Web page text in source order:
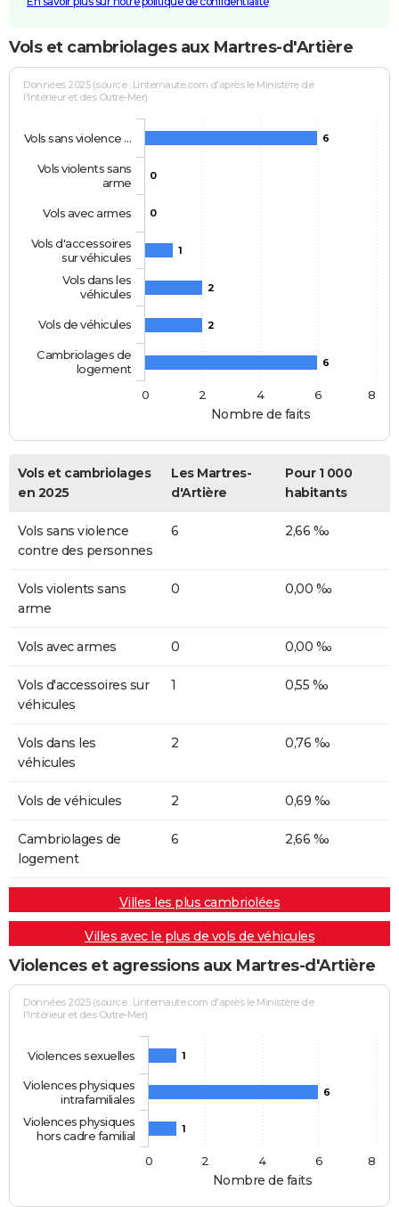
Vols et cambriolages aux Martres-d'Artière
Nombre de faits
Données 2025 (source : Linternaute.com d'après le Ministère de
l'Intérieur et des Outre-Mer)
6
0
0
1
2
2
6
Vols sans violence …
Vols violents sans
arme
Vols avec armes
Vols d'accessoires
sur véhicules
Vols dans les
véhicules
Vols de véhicules
Cambriolages de
logement
0
2 4 6 8
Vols et cambriolages
en 2025
Les Martres-
d'Artière
Pour 1 000
habitants
Vols sans violence
contre des personnes
6 2,66 ‰
Vols violents sans
arme
0 0,00 ‰
Vols avec armes 0 0,00 ‰
Vols d'accessoires sur
véhicules
1 0,55 ‰
Vols dans les
véhicules
2 0,76 ‰
Vols de véhicules 2 0,69 ‰
Cambriolages de
logement
6 2,66 ‰
Villes les plus cambriolées
Villes avec le plus de vols de véhicules
Violences et agressions aux Martres-d'Artière
Nombre de faits
Données 2025 (source : Linternaute.com d'après le Ministère de
l'Intérieur et des Outre-Mer)
1
6
1
Violences sexuelles
Violences physiques
intrafamiliales
Violences physiques
hors cadre familial
0
2 4 6 8